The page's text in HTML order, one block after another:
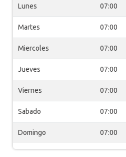
Lunes 07:00
Martes 07:00
Miercoles 07:00
Jueves 07:00
Viernes 07:00
Sabado 07:00
Domingo 07:00